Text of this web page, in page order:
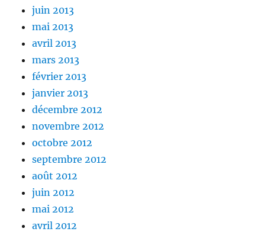
juin 2013
mai 2013
avril 2013
mars 2013
février 2013
janvier 2013
décembre 2012
novembre 2012
octobre 2012
septembre 2012
août 2012
juin 2012
mai 2012
avril 2012